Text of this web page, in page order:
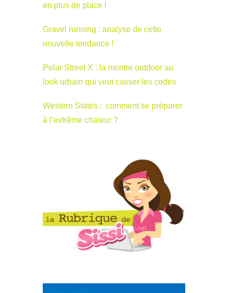
en plus de place !
Gravel running : analyse de cette
nouvelle tendance !
Polar Street X : la montre outdoor au
look urbain qui veut casser les codes
Western States : comment se préparer
à l’extrême chaleur ?